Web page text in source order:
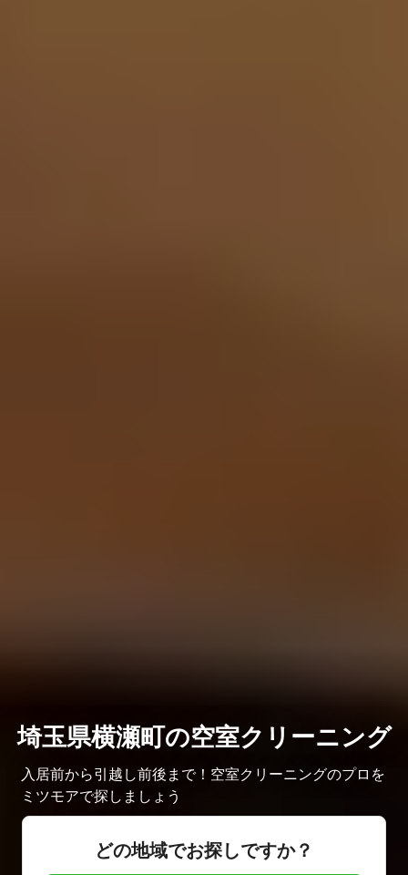
埼玉県横瀬町の空室クリーニング
入居前から引越し前後まで！空室クリーニングのプロを
ミツモアで探しましょう
どの地域でお探しですか？